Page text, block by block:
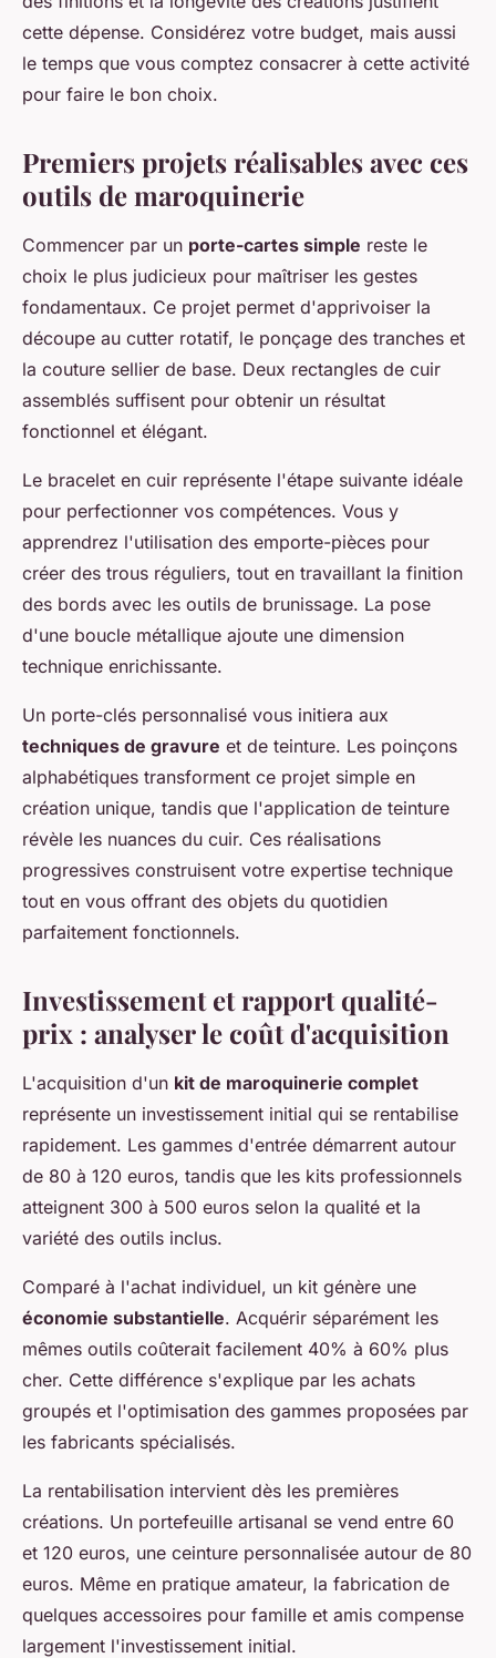
cette dépense. Considérez votre budget, mais aussi
le temps que vous comptez consacrer à cette activité
pour faire le bon choix.
Premiers projets réalisables avec ces
outils de maroquinerie
Commencer par un porte-cartes simple reste le
choix le plus judicieux pour maîtriser les gestes
fondamentaux. Ce projet permet d'apprivoiser la
découpe au cutter rotatif, le ponçage des tranches et
la couture sellier de base. Deux rectangles de cuir
assemblés suffisent pour obtenir un résultat
fonctionnel et élégant.
Le bracelet en cuir représente l'étape suivante idéale
pour perfectionner vos compétences. Vous y
apprendrez l'utilisation des emporte-pièces pour
créer des trous réguliers, tout en travaillant la finition
des bords avec les outils de brunissage. La pose
d'une boucle métallique ajoute une dimension
technique enrichissante.
Un porte-clés personnalisé vous initiera aux
techniques de gravure et de teinture. Les poinçons
alphabétiques transforment ce projet simple en
création unique, tandis que l'application de teinture
révèle les nuances du cuir. Ces réalisations
progressives construisent votre expertise technique
tout en vous offrant des objets du quotidien
parfaitement fonctionnels.
Investissement et rapport qualité-
prix : analyser le coût d'acquisition
L'acquisition d'un kit de maroquinerie complet
représente un investissement initial qui se rentabilise
rapidement. Les gammes d'entrée démarrent autour
de 80 à 120 euros, tandis que les kits professionnels
atteignent 300 à 500 euros selon la qualité et la
variété des outils inclus.
Comparé à l'achat individuel, un kit génère une
économie substantielle. Acquérir séparément les
mêmes outils coûterait facilement 40% à 60% plus
cher. Cette différence s'explique par les achats
groupés et l'optimisation des gammes proposées par
les fabricants spécialisés.
La rentabilisation intervient dès les premières
créations. Un portefeuille artisanal se vend entre 60
et 120 euros, une ceinture personnalisée autour de 80
euros. Même en pratique amateur, la fabrication de
quelques accessoires pour famille et amis compense
largement l'investissement initial.